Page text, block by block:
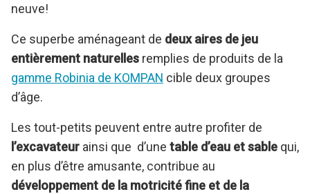
neuve!
Ce superbe aménageant de deux aires de jeu
entièrement naturelles remplies de produits de la
gamme Robinia de KOMPAN cible deux groupes
d’âge.
Les tout-petits peuvent entre autre profiter de
l’excavateur ainsi que d’une table d’eau et sable qui,
en plus d’être amusante, contribue au
développement de la motricité fine et de la